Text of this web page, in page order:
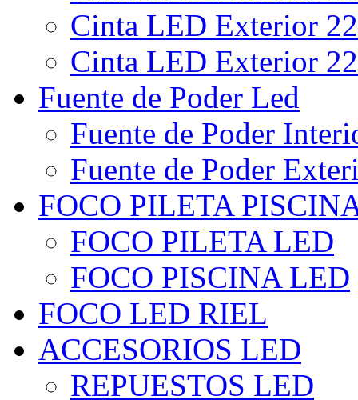
Cinta LED Exterior
Cinta LED Exterior
Fuente de Poder Led
Fuente de Poder
Fuente de Poder
FOCO PILETA
FOCO PILETA LED
FOCO PISCINA LED
FOCO LED RIEL
ACCESORIOS LED
REPUESTOS LED